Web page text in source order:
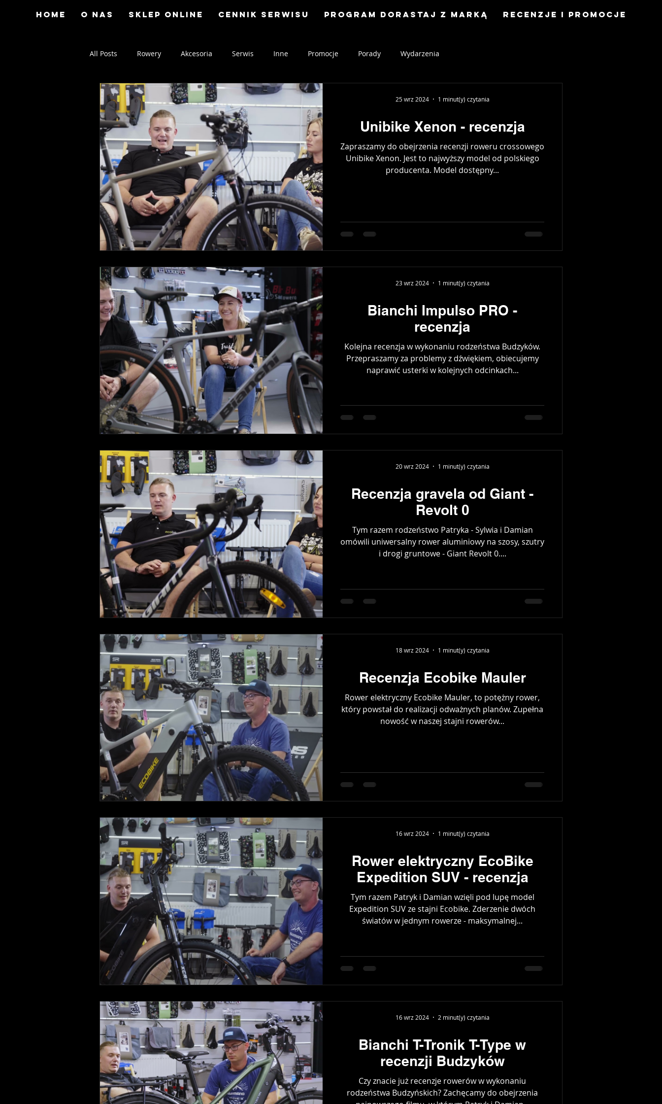
Home O nas Sklep online Cennik serwisu Program Dorastaj z marką Recenzje i promocje
All Posts Rowery Akcesoria Serwis Inne Promocje Porady Wydarzenia
Unibike Xenon - recenzja
Zapraszamy do obejrzenia recenzji roweru crossowego
Unibike Xenon. Jest to najwyższy model od polskiego
producenta. Model dostępny...
25 wrz 2024 1 minut(y) czytania
Bianchi Impulso PRO -
recenzja
Kolejna recenzja w wykonaniu rodzeństwa Budzyków.
Przepraszamy za problemy z dźwiękiem, obiecujemy
naprawić usterki w kolejnych odcinkach...
23 wrz 2024 1 minut(y) czytania
Recenzja gravela od Giant -
Revolt 0
Tym razem rodzeństwo Patryka - Sylwia i Damian
omówili uniwersalny rower aluminiowy na szosy, szutry
i drogi gruntowe - Giant Revolt 0....
20 wrz 2024 1 minut(y) czytania
Recenzja Ecobike Mauler
Rower elektryczny Ecobike Mauler, to potężny rower,
który powstał do realizacji odważnych planów. Zupełna
nowość w naszej stajni rowerów...
18 wrz 2024 1 minut(y) czytania
Rower elektryczny EcoBike
Expedition SUV - recenzja
Tym razem Patryk i Damian wzięli pod lupę model
Expedition SUV ze stajni Ecobike. Zderzenie dwóch
światów w jednym rowerze - maksymalnej...
16 wrz 2024 1 minut(y) czytania
Bianchi T-Tronik T-Type w
recenzji Budzyków
Czy znacie już recenzje rowerów w wykonaniu
rodzeństwa Budzyńskich? Zachęcamy do obejrzenia
16 wrz 2024 2 minut(y) czytania